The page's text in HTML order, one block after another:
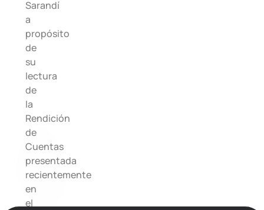
Sarandí
a
propósito
de
su
lectura
de
la
Rendición
de
Cuentas
presentada
recientemente
en
el